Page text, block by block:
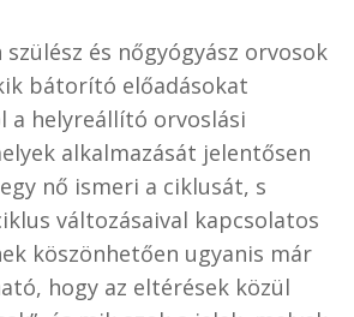
és nőgyógyász orvosok
bátorító előadásokat
helyreállító orvoslási
alkalmazását jelentősen
nő ismeri a ciklusát, s
változásaival kapcsolatos
köszönhetően ugyanis már
hogy az eltérések közül